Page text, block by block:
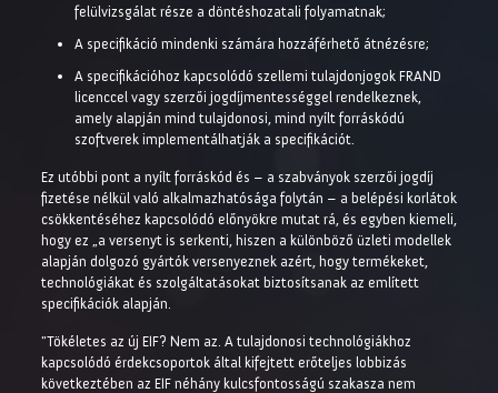
felülvizsgálat része a döntéshozatali folyamatnak;
A specifikáció mindenki számára hozzáférhető átnézésre;
A specifikációhoz kapcsolódó szellemi tulajdonjogok FRAND
licenccel vagy szerzői jogdíjmentességgel rendelkeznek,
amely alapján mind tulajdonosi, mind nyílt forráskódú
szoftverek implementálhatják a specifikációt.
Ez utóbbi pont a nyílt forráskód és – a szabványok szerzői jogdíj
fizetése nélkül való alkalmazhatósága folytán – a belépési korlátok
csökkentéséhez kapcsolódó előnyökre mutat rá, és egyben kiemeli,
hogy ez „a versenyt is serkenti, hiszen a különböző üzleti modellek
alapján dolgozó gyártók versenyeznek azért, hogy termékeket,
technológiákat és szolgáltatásokat biztosítsanak az említett
specifikációk alapján.
"Tökéletes az új EIF? Nem az. A tulajdonosi technológiákhoz
kapcsolódó érdekcsoportok által kifejtett erőteljes lobbizás
következtében az EIF néhány kulcsfontosságú szakasza nem